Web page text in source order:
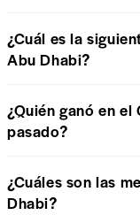
¿Cuál es la
Abu Dhabi?
¿Quién ganó en el
pasado?
¿Cuáles son las
Dhabi?